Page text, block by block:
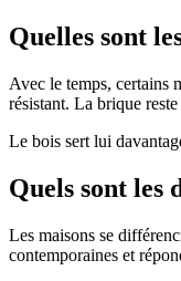
Quelles sont
Avec le temps, certains
résistant. La brique
Le bois sert lui
Quels sont les
Les maisons se
contemporaines et